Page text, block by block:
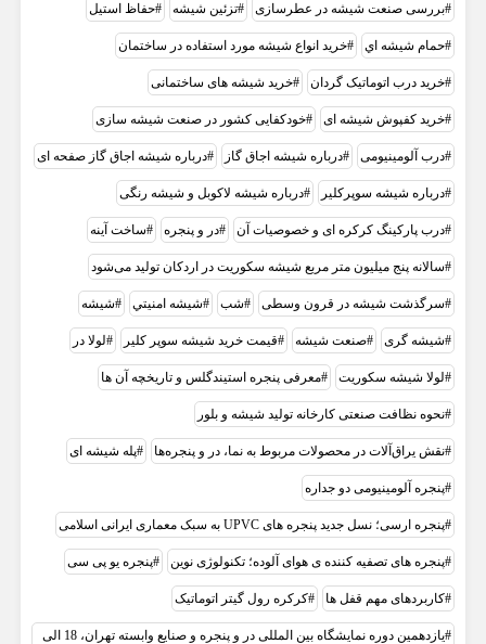
بررسی صنعت شیشه در عطرسازی تزئین شیشه حفاظ استیل
حمام شيشه اي خرید انواع شیشه مورد استفاده در ساختمان
خرید درب اتوماتیک گردان خرید شیشه های ساختمانی
خرید کفپوش شیشه ای خودکفایی کشور در صنعت شیشه سازی
درب آلومینیومی درباره شیشه اجاق گاز درباره شیشه اجاق گاز صفحه ای
درباره شیشه سوپرکلیر درباره شیشه لاکوبل و شیشه رنگی
درب پارکینگ کرکره ای و خصوصیات آن در و پنجره ساخت آینه
سالانه پنج میلیون متر مربع شیشه سکوریت در اردکان تولید می‌شود
سرگذشت شیشه در قرون وسطی شب شيشه امنيتي شیشه
شیشه گری صنعت شيشه قیمت خرید شیشه سوپر کلیر لولا در
لولا شیشه سکوریت معرفی پنجره استیندگلس و تاریخچه آن ها
نحوه نظافت صنعتی کارخانه تولید شیشه و بلور
نقش یراق‌آلات در محصولات مربوط به نما، در و پنجره‌ها پله شیشه ای
پنجره آلومینیومی دو جداره
پنجره ارسی؛ نسل جدید پنجره های UPVC به سبک معماری ایرانی اسلامی
پنجره های تصفیه کننده ی هوای آلوده؛ تکنولوژی نوین پنجره یو پی سی
کاربردهای مهم قفل ها کرکره رول گیتر اتوماتیک
یازدهمین دوره نمایشگاه بین المللی در و پنجره و صنایع وابسته تهران، 18 الی